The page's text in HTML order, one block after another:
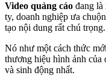
Video quảng cáo đang là
ty, doanh nghiệp ưa
tạo nội dung rất chú trọng.
Nó như một cách thức
thương hiệu hình ảnh của
và sinh động nhất.